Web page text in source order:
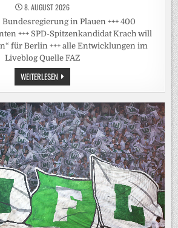
8. AUGUST 2026
Bundesregierung in Plauen +++ 400
+++ SPD-Spitzenkandidat Krach will
für Berlin +++ alle Entwicklungen im
Liveblog Quelle FAZ
WEITERLESEN DEUTSCHLAND-
LIVEBLOG:
ZEHNTAUSEND
DEMONSTRANTEN
BEI
KUNDGEBUNG
GEGEN
BUNDESREGIERUNG